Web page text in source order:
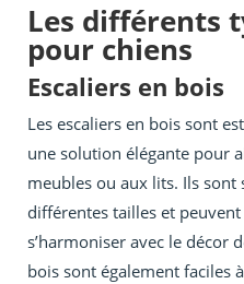
Les différents
pour chiens
Escaliers en bois
Les escaliers en bois sont
une solution élégante pour
meubles ou aux lits. Ils
différentes tailles et
s’harmoniser avec le décor
bois sont également faciles